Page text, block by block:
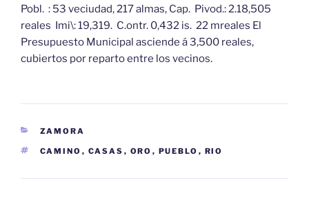
Pobl. : 53 veciudad, 217 almas, Cap. Pivod.: 2.18,505
reales Imi\: 19,319. C.ontr. 0,432 is. 22 mreales El
Presupuesto Municipal asciende á 3,500 reales,
cubiertos por reparto entre los vecinos.
CATEGORÍAS
ZAMORA
ETIQUETAS
CAMINO , CASAS , ORO , PUEBLO , RIO